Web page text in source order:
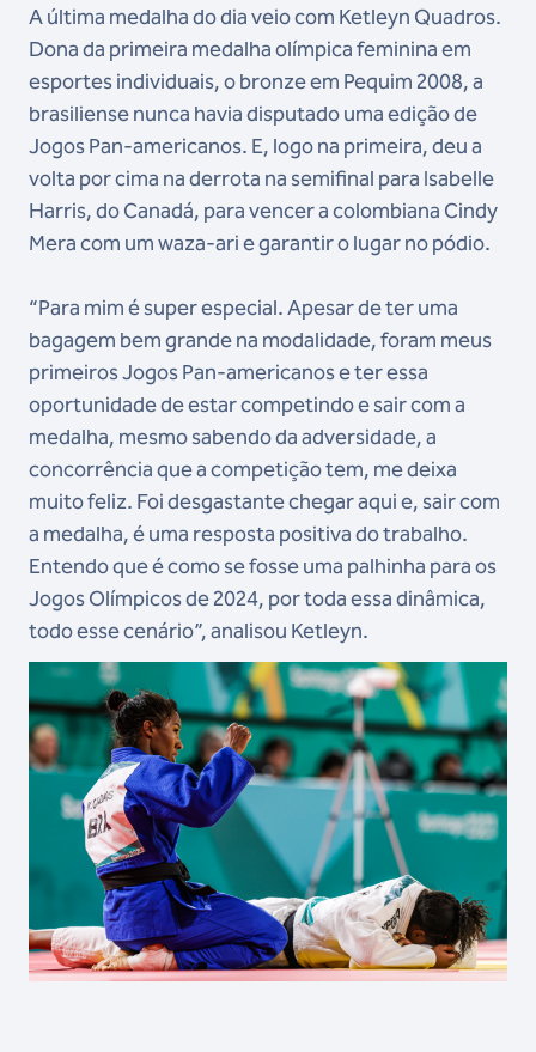
A última medalha do dia veio com Ketleyn Quadros.
Dona da primeira medalha olímpica feminina em
esportes individuais, o bronze em Pequim 2008, a
brasiliense nunca havia disputado uma edição de
Jogos Pan-americanos. E, logo na primeira, deu a
volta por cima na derrota na semifinal para Isabelle
Harris, do Canadá, para vencer a colombiana Cindy
Mera com um waza-ari e garantir o lugar no pódio.
“Para mim é super especial. Apesar de ter uma
bagagem bem grande na modalidade, foram meus
primeiros Jogos Pan-americanos e ter essa
oportunidade de estar competindo e sair com a
medalha, mesmo sabendo da adversidade, a
concorrência que a competição tem, me deixa
muito feliz. Foi desgastante chegar aqui e, sair com
a medalha, é uma resposta positiva do trabalho.
Entendo que é como se fosse uma palhinha para os
Jogos Olímpicos de 2024, por toda essa dinâmica,
todo esse cenário”, analisou Ketleyn.